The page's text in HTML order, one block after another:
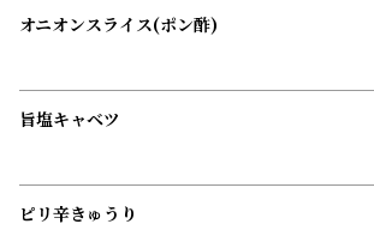
オニオンスライス(ポン酢)
旨塩キャベツ
ピリ辛きゅうり